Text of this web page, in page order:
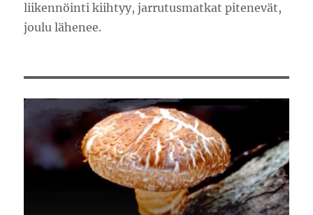
liikennöinti kiihtyy, jarrutusmatkat pitenevät,
joulu lähenee.